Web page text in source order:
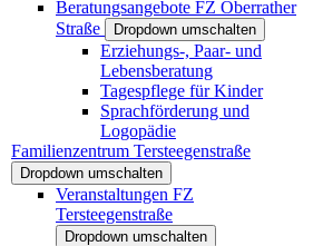
Beratungsangebote FZ Oberrather
Straße
Dropdown umschalten
Erziehungs-, Paar- und
Lebensberatung
Tagespflege für Kinder
Sprachförderung und
Logopädie
Familienzentrum Tersteegenstraße
Dropdown umschalten
Veranstaltungen FZ
Tersteegenstraße
Dropdown umschalten